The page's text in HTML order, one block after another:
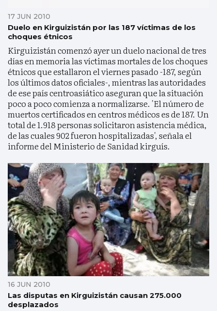
17 JUN 2010
Duelo en Kirguizistán por las 187 víctimas de los
choques étnicos
Kirguizistán comenzó ayer un duelo nacional de tres
días en memoria las víctimas mortales de los choques
étnicos que estallaron el viernes pasado -187, según
los últimos datos oficiales-, mientras las autoridades
de ese país centroasiático aseguran que la situación
poco a poco comienza a normalizarse. 'El número de
muertos certificados en centros médicos es de 187. Un
total de 1.918 personas solicitaron asistencia médica,
de las cuales 902 fueron hospitalizadas', señala el
informe del Ministerio de Sanidad kirguís.
16 JUN 2010
Las disputas en Kirguizistán causan 275.000
desplazados